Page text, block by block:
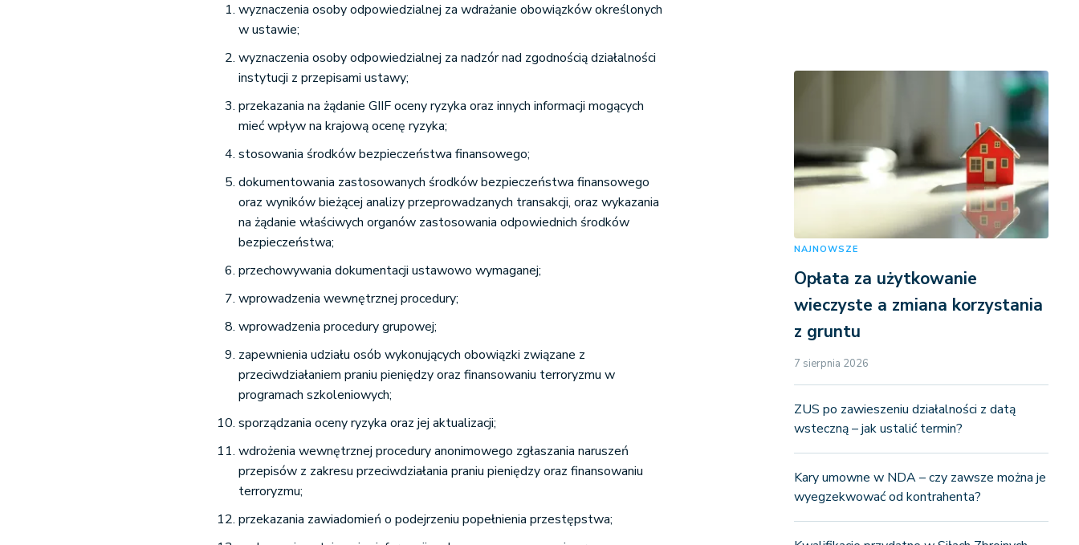
wyznaczenia osoby odpowiedzialnej za wdrażanie obowiązków określonych
w ustawie;
wyznaczenia osoby odpowiedzialnej za nadzór nad zgodnością działalności
instytucji z przepisami ustawy;
przekazania na żądanie GIIF oceny ryzyka oraz innych informacji mogących
mieć wpływ na krajową ocenę ryzyka;
stosowania środków bezpieczeństwa finansowego;
dokumentowania zastosowanych środków bezpieczeństwa finansowego
oraz wyników bieżącej analizy przeprowadzanych transakcji, oraz wykazania
na żądanie właściwych organów zastosowania odpowiednich środków
bezpieczeństwa;
przechowywania dokumentacji ustawowo wymaganej;
wprowadzenia wewnętrznej procedury;
wprowadzenia procedury grupowej;
zapewnienia udziału osób wykonujących obowiązki związane z
przeciwdziałaniem praniu pieniędzy oraz finansowaniu terroryzmu w
programach szkoleniowych;
sporządzania oceny ryzyka oraz jej aktualizacji;
wdrożenia wewnętrznej procedury anonimowego zgłaszania naruszeń
przepisów z zakresu przeciwdziałania praniu pieniędzy oraz finansowaniu
terroryzmu;
przekazania zawiadomień o podejrzeniu popełnienia przestępstwa;
NAJNOWSZE
Opłata za użytkowanie
wieczyste a zmiana korzystania
z gruntu
7 sierpnia 2026
ZUS po zawieszeniu działalności z datą
wsteczną – jak ustalić termin?
Kary umowne w NDA – czy zawsze można je
wyegzekwować od kontrahenta?